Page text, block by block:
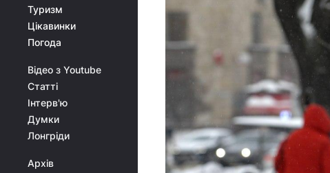
Туризм
Цікавинки
Погода
Відео з Youtube
Статті
Інтерв'ю
Думки
Лонгріди
Архів